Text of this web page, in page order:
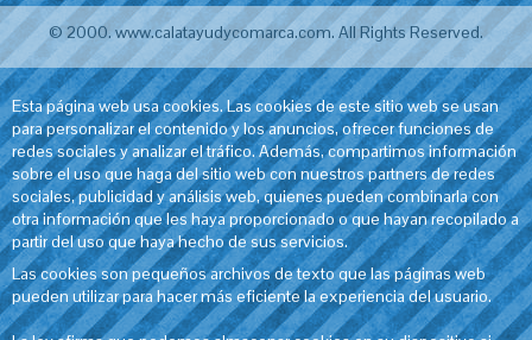
© 2000. www.calatayudycomarca.com. All Rights Reserved.
Esta página web usa cookies. Las cookies de este sitio web se usan
para personalizar el contenido y los anuncios, ofrecer funciones de
redes sociales y analizar el tráfico. Además, compartimos información
sobre el uso que haga del sitio web con nuestros partners de redes
sociales, publicidad y análisis web, quienes pueden combinarla con
otra información que les haya proporcionado o que hayan recopilado a
partir del uso que haya hecho de sus servicios.
Las cookies son pequeños archivos de texto que las páginas web
pueden utilizar para hacer más eficiente la experiencia del usuario.